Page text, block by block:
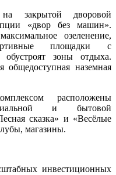
на закрытой дворовой
«двор без машин».
озеленение,
площадки с
обустроят зоны отдыха.
общедоступная наземная
расположены
и бытовой
сказка» и «Весёлые
магазины.
инвестиционных